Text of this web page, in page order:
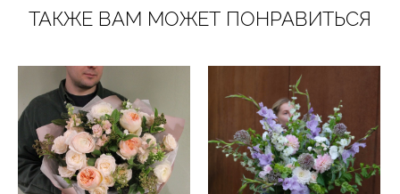
ТАКЖЕ ВАМ МОЖЕТ ПОНРАВИТЬСЯ